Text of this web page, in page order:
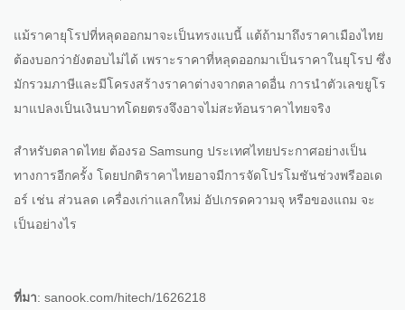
แม้ราคายุโรปที่หลุดออกมาจะเป็นทรงแบนี้ แต้ถ้ามาถึงราคาเมืองไทย
ต้องบอกว่ายังตอบไม่ได้ เพราะราคาที่หลุดออกมาเป็นราคาในยุโรป ซึ่ง
มักรวมภาษีและมีโครงสร้างราคาต่างจากตลาดอื่น การนำตัวเลขยูโร
มาแปลงเป็นเงินบาทโดยตรงจึงอาจไม่สะท้อนราคาไทยจริง
สำหรับตลาดไทย ต้องรอ Samsung ประเทศไทยประกาศอย่างเป็น
ทางการอีกครั้ง โดยปกติราคาไทยอาจมีการจัดโปรโมชันช่วงพรีออเด
อร์ เช่น ส่วนลด เครื่องเก่าแลกใหม่ อัปเกรดความจุ หรือของแถม จะ
เป็นอย่างไร
ที่มา: sanook.com/hitech/1626218